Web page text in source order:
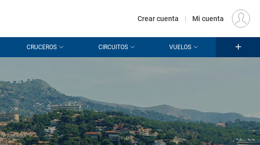
EUR
Crear cuenta | Mi cuenta
CRUCEROS CIRCUITOS VUELOS